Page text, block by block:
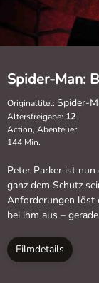
Spider-Man:
Originaltitel: Spider-
Altersfreigabe: 12
Action, Abenteuer
144 Min.
Peter Parker ist
ganz dem Schutz
Anforderungen löst
bei ihm aus –
Filmdetails